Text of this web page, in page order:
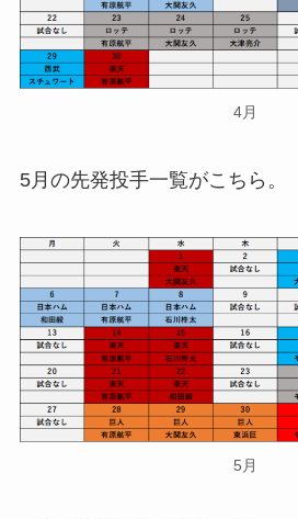
4月
5月の先発投手一覧がこちら。
5月